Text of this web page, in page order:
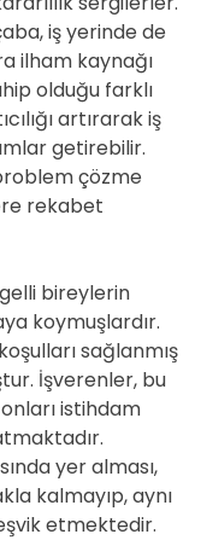
iş yerinde de
ilham kaynağı
olduğu farklı
artırarak iş
getirebilir.
çözme
rekabet
bireylerin
koymuşlardır.
sağlanmış
İşverenler, bu
istihdam
yer alması,
kalmayıp, aynı
etmektedir.